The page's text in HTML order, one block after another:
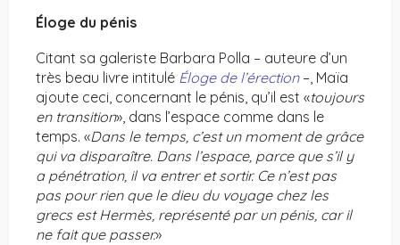
Éloge du pénis
Citant sa galeriste Barbara Polla – auteure d’un
très beau livre intitulé Éloge de l’érection –, Maïa
ajoute ceci, concernant le pénis, qu’il est «toujours
en transition», dans l’espace comme dans le
temps. «Dans le temps, c’est un moment de grâce
qui va disparaître. Dans l’espace, parce que s’il y
a pénétration, il va entrer et sortir. Ce n’est pas
pas pour rien que le dieu du voyage chez les
grecs est Hermès, représenté par un pénis, car il
ne fait que passer.»